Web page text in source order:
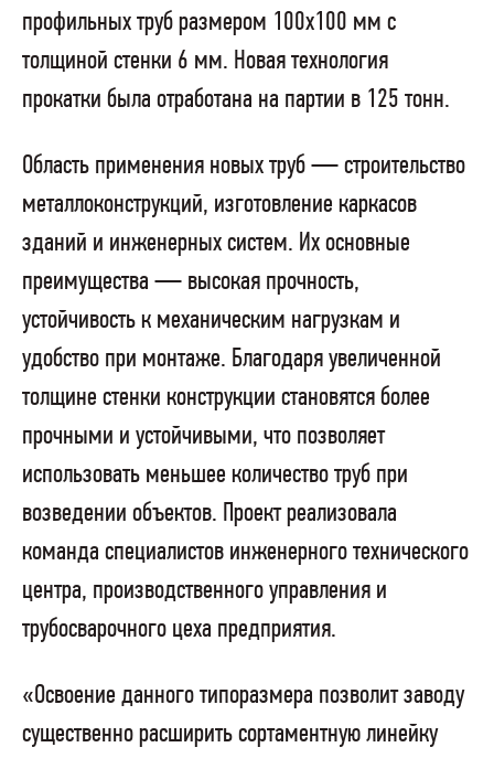
профильных труб размером 100х100 мм с
толщиной стенки 6 мм. Новая технология
прокатки была отработана на партии в 125 тонн.
Область применения новых труб — строительство
металлоконструкций, изготовление каркасов
зданий и инженерных систем. Их основные
преимущества — высокая прочность,
устойчивость к механическим нагрузкам и
удобство при монтаже. Благодаря увеличенной
толщине стенки конструкции становятся более
прочными и устойчивыми, что позволяет
использовать меньшее количество труб при
возведении объектов. Проект реализовала
команда специалистов инженерного технического
центра, производственного управления и
трубосварочного цеха предприятия.
«Освоение данного типоразмера позволит заводу
существенно расширить сортаментную линейку